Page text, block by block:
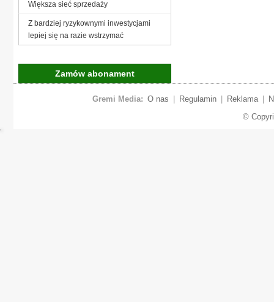
Większa sieć sprzedaży
Z bardziej ryzykownymi inwestycjami
lepiej się na razie wstrzymać
Zamów abonament
Gremi Media: O nas Regulamin Reklama
©